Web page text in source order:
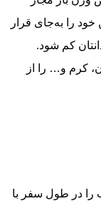
را به‌جای قرار
کم شود.
کرم و… را از
را در طول سفر با